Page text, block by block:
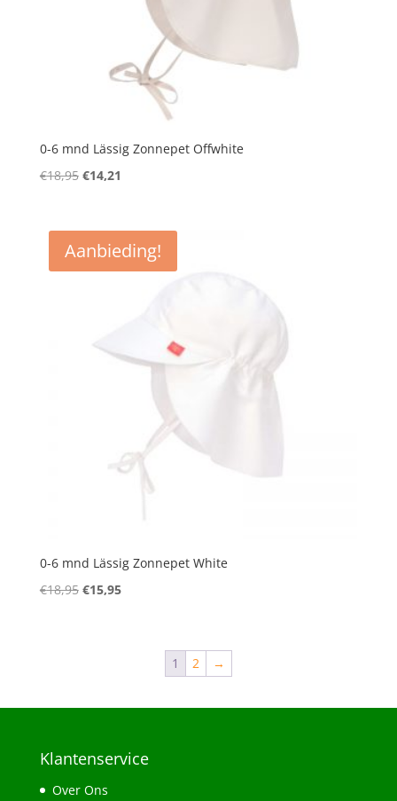
0-6 mnd Lässig Zonnepet Offwhite
€18,95 Oorspronkelijke
€18,95.
€14,21
€14,21.
Aanbieding!
0-6 mnd Lässig Zonnepet White
€18,95 Oorspronkelijke
€15,95Huidige
1 2 →
Klantenservice
Over Ons